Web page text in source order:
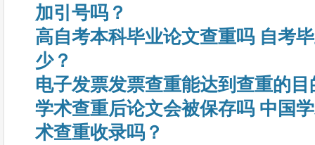
加引号吗？
高自考本科毕业论文查重吗 自考
少？
电子发票发票查重能达到查重的目
学术查重后论文会被保存吗 中国
术查重收录吗？